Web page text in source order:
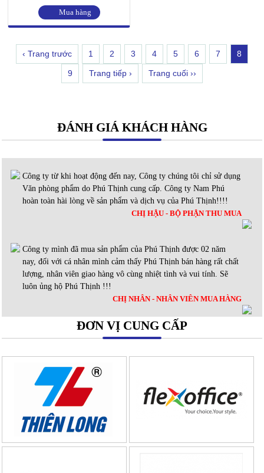
Mua hàng
‹ Trang trước 1 2 3 4 5 6 7 8
9 Trang tiếp › Trang cuối ››
ĐÁNH GIÁ KHÁCH HÀNG
Công ty từ khi hoạt động đến nay, Công ty chúng tôi chỉ sử dụng
Văn phòng phẩm do Phú Thịnh cung cấp. Công ty Nam Phú
hoàn toàn hài lòng về sản phẩm và dịch vụ của Phú Thịnh!!!!
CHỊ HẬU - BỘ PHẬN THU MUA
Công ty mình đã mua sản phẩm của Phú Thịnh được 02 năm
nay, đối với cá nhân mình cảm thấy Phú Thịnh bán hàng rất chất
lượng, nhân viên giao hàng vô cùng nhiệt tình và vui tính. Sẽ
luôn ủng hộ Phú Thịnh !!!
CHỊ NHÂN - NHÂN VIÊN MUA HÀNG
ĐƠN VỊ CUNG CẤP